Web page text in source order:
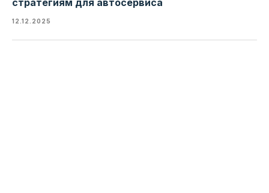
стратегиям для автосервиса
12.12.2025